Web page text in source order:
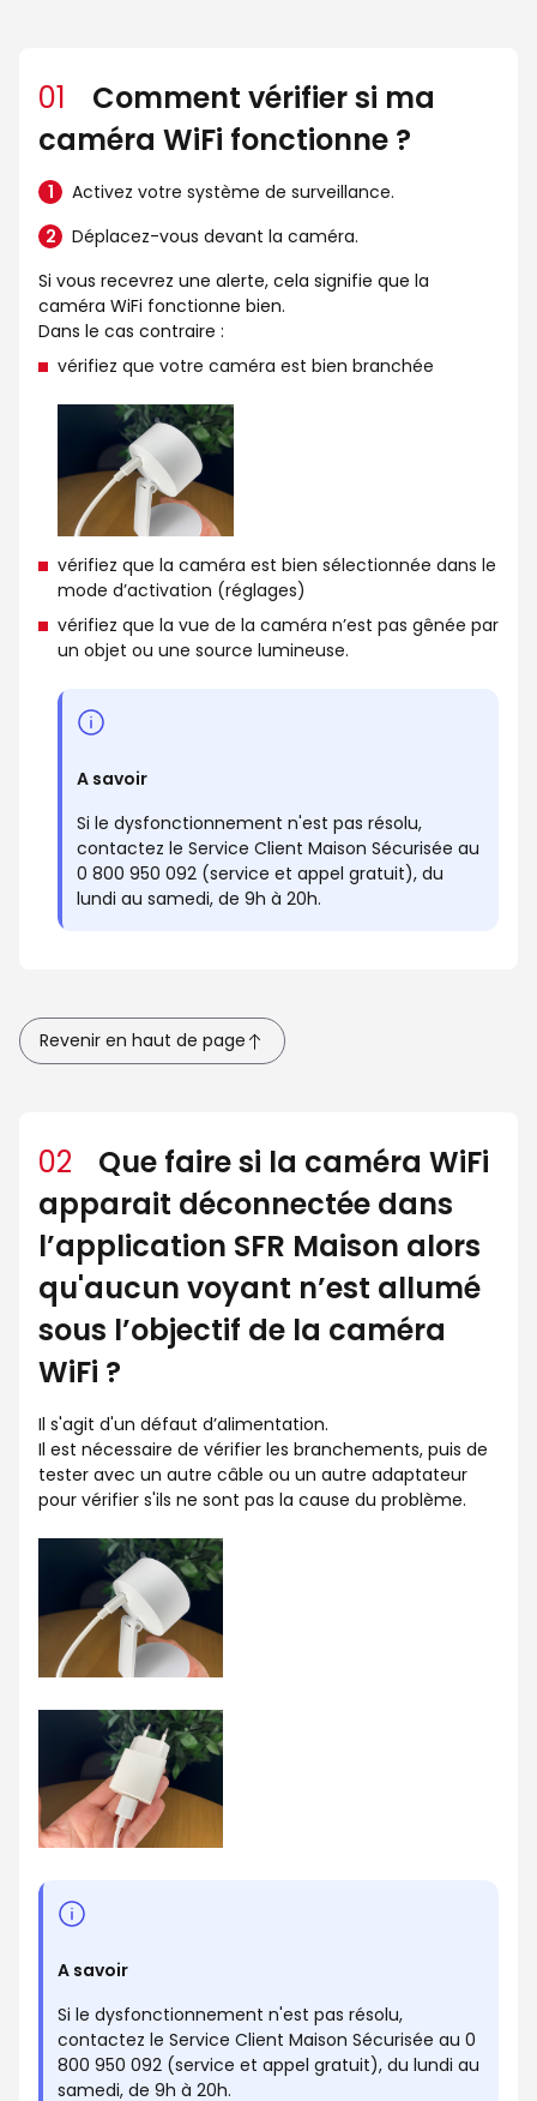
01
Comment vérifier si ma
caméra WiFi fonctionne ?
Activez votre système de surveillance.
Déplacez-vous devant la caméra.
Si vous recevrez une alerte, cela signifie que la
caméra WiFi fonctionne bien.
Dans le cas contraire :
vérifiez que votre caméra est bien branchée
vérifiez que la caméra est bien sélectionnée dans le
mode d’activation (réglages)
vérifiez que la vue de la caméra n’est pas gênée par
un objet ou une source lumineuse.
A savoir
Si le dysfonctionnement n'est pas résolu,
contactez le Service Client Maison Sécurisée au
0 800 950 092 (service et appel gratuit), du
lundi au samedi, de 9h à 20h.
Revenir en haut de page
02
Que faire si la caméra WiFi
apparait déconnectée dans
l’application SFR Maison alors
qu'aucun voyant n’est allumé
sous l’objectif de la caméra
WiFi ?
Il s'agit d'un défaut d’alimentation.
Il est nécessaire de vérifier les branchements, puis de
tester avec un autre câble ou un autre adaptateur
pour vérifier s'ils ne sont pas la cause du problème.
A savoir
Si le dysfonctionnement n'est pas résolu,
contactez le Service Client Maison Sécurisée au 0
800 950 092 (service et appel gratuit), du lundi au
samedi, de 9h à 20h.